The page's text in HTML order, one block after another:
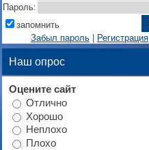
Пароль:
запомнить
Забыл пароль
Регистрация
Наш опрос
Оцените сайт
Отлично
Хорошо
Неплохо
Плохо